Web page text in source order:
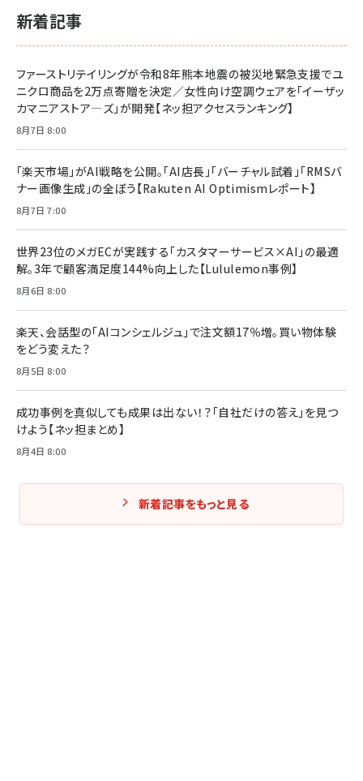
新着記事
ファーストリテイリングが令和8年熊本地震の被災地緊急支援でユ
ニクロ商品を2万点寄贈を決定／女性向け空調ウェアを「イーザッ
カマニアストア―ズ」が開発【ネッ担アクセスランキング】
8月7日 8:00
「楽天市場」がAI戦略を公開。「AI店長」「バーチャル試着」「RMSバ
ナー画像生成」の全ぼう【Rakuten AI Optimismレポート】
8月7日 7:00
世界23位のメガECが実践する「カスタマーサービス×AI」の最適
解。3年で顧客満足度144%向上した【Lululemon事例】
8月6日 8:00
楽天、会話型の「AIコンシェルジュ」で注文額17％増。買い物体験
をどう変えた？
8月5日 8:00
成功事例を真似しても成果は出ない！？「自社だけの答え」を見つ
けよう【ネッ担まとめ】
8月4日 8:00
新着記事をもっと見る